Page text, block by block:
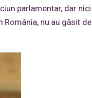
parlamentar, dar nici
nu au găsit de